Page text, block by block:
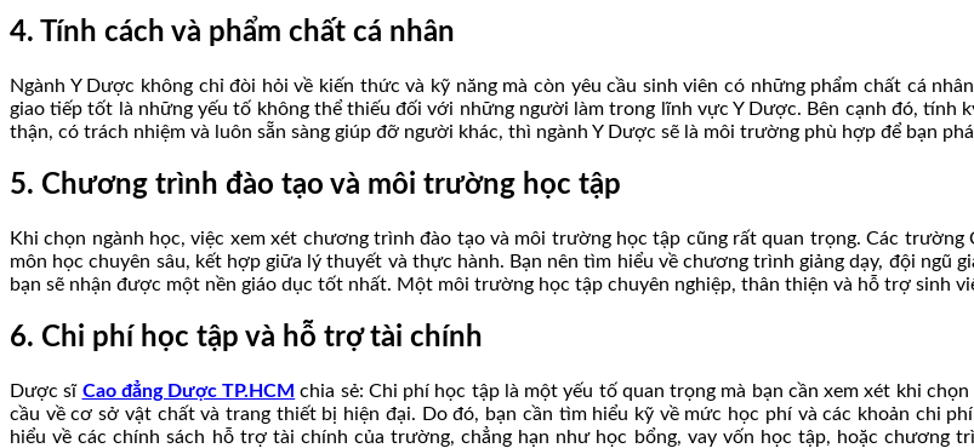
4. Tính cách và phẩm chất cá nhân
Ngành Y Dược không chỉ đòi hỏi về kiến thức và kỹ năng mà còn yêu cầu sinh viên có những phẩm chất cá
giao tiếp tốt là những yếu tố không thể thiếu đối với những người làm trong lĩnh vực Y Dược. Bên cạnh đó, tính
thận, có trách nhiệm và luôn sẵn sàng giúp đỡ người khác, thì ngành Y Dược sẽ là môi trường phù hợp để bạn
5. Chương trình đào tạo và môi trường học tập
Khi chọn ngành học, việc xem xét chương trình đào tạo và môi trường học tập cũng rất quan trọng. Các
môn học chuyên sâu, kết hợp giữa lý thuyết và thực hành. Bạn nên tìm hiểu về chương trình giảng dạy, đội ngũ
bạn sẽ nhận được một nền giáo dục tốt nhất. Một môi trường học tập chuyên nghiệp, thân thiện và hỗ trợ sinh
6. Chi phí học tập và hỗ trợ tài chính
Dược sĩ Cao đẳng Dược TP.HCM chia sẻ: Chi phí học tập là một yếu tố quan trọng mà bạn cần xem xét khi
cầu về cơ sở vật chất và trang thiết bị hiện đại. Do đó, bạn cần tìm hiểu kỹ về mức học phí và các khoản chi
hiểu về các chính sách hỗ trợ tài chính của trường, chẳng hạn như học bổng, vay vốn học tập, hoặc chương